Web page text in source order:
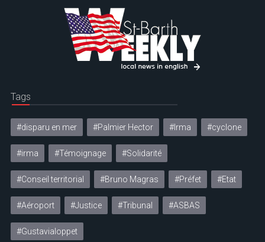
Tags
#disparu en mer #Palmier Hector #Irma #cyclone
#irma #Témoignage #Solidarité
#Conseil territorial #Bruno Magras #Préfet #Etat
#Aéroport #Justice #Tribunal #ASBAS
#Gustavialoppet